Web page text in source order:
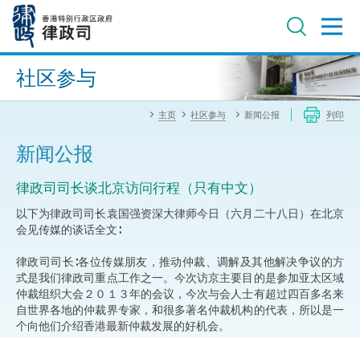
内
进阶搜寻
社区参与
主页 社区参与 新闻公报 列印
新闻公报
律政司司长谈北京访问行程（只有中文）
以下为律政司司长袁国强资深大律师今日（六月二十八日）在北京
会见传媒的谈话全文∶
律政司司长∶各位传媒朋友，推动仲裁、调解及其他解决争议的方
式是我们律政司重点工作之一。今次访京主要目的是参加亚太区域
仲裁组织大会２０１３年的会议，今次与会人士有超过四百多名来
自世界各地的仲裁界专家，和很多著名仲裁机构的代表，所以是一
个向他们介绍香港最新仲裁发展的好机会。